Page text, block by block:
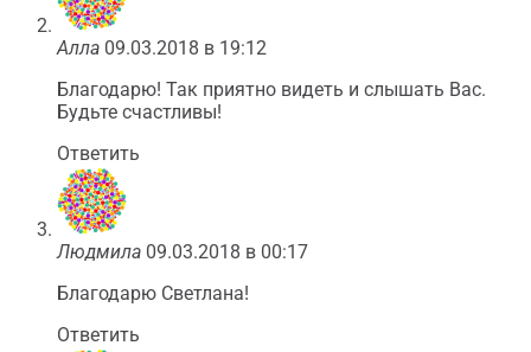
Алла 09.03.2018 в 19:12
Благодарю! Так приятно видеть и слышать Вас.
Будьте счастливы!
Ответить
Людмила 09.03.2018 в 00:17
Благодарю Светлана!
Ответить